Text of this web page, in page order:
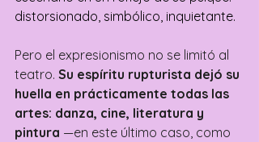
distorsionado, simbólico, inquietante.
Pero el expresionismo no se limitó al
teatro. Su espíritu rupturista dejó su
huella en prácticamente todas las
artes: danza, cine, literatura y
pintura —en este último caso, como